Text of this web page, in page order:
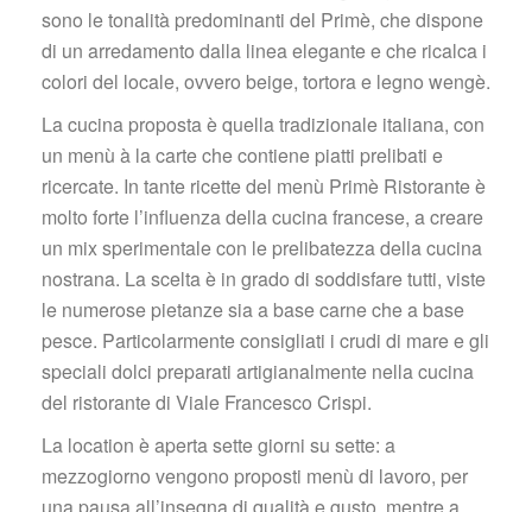
ono le tonalità predominanti del Primè, che dispone
di un arredamento dalla linea elegante e che ricalca i
colori del locale, ovvero beige, tortora e legno wengè.
La cucina proposta è quella tradizionale italiana, con
un menù à la carte che contiene piatti prelibati e
ricercate. In tante ricette del menù Primè Ristorante è
molto forte l’influenza della cucina francese, a creare
un mix sperimentale con le prelibatezza della cucina
nostrana. La scelta è in grado di soddisfare tutti, viste
le numerose pietanze sia a base carne che a base
pesce. Particolarmente consigliati i crudi di mare e gli
peciali dolci preparati artigianalmente nella cucina
del ristorante di Viale Francesco Crispi.
La location è aperta sette giorni su sette: a
mezzogiorno vengono proposti menù di lavoro, per